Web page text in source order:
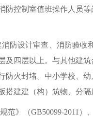
防控制室值班操作人员
防设计审查、消防验
及四层以上。与其他建
防火封堵。中小学校、
建建（构）筑物、分隔
范》（GB50099-2011